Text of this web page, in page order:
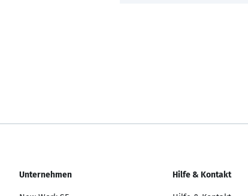
Unternehmen Hilfe & Kontakt